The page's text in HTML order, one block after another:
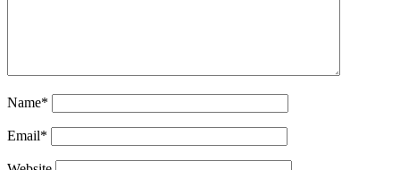
Name*
Email*